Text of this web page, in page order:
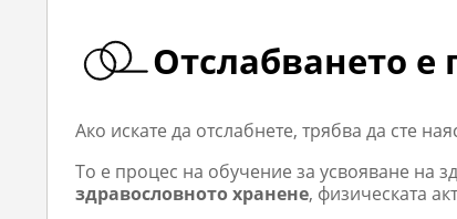
Отслабването е
Ако искате да отслабнете, трябва да сте
То е процес на обучение за усвояване на
здравословното хранене, физическата